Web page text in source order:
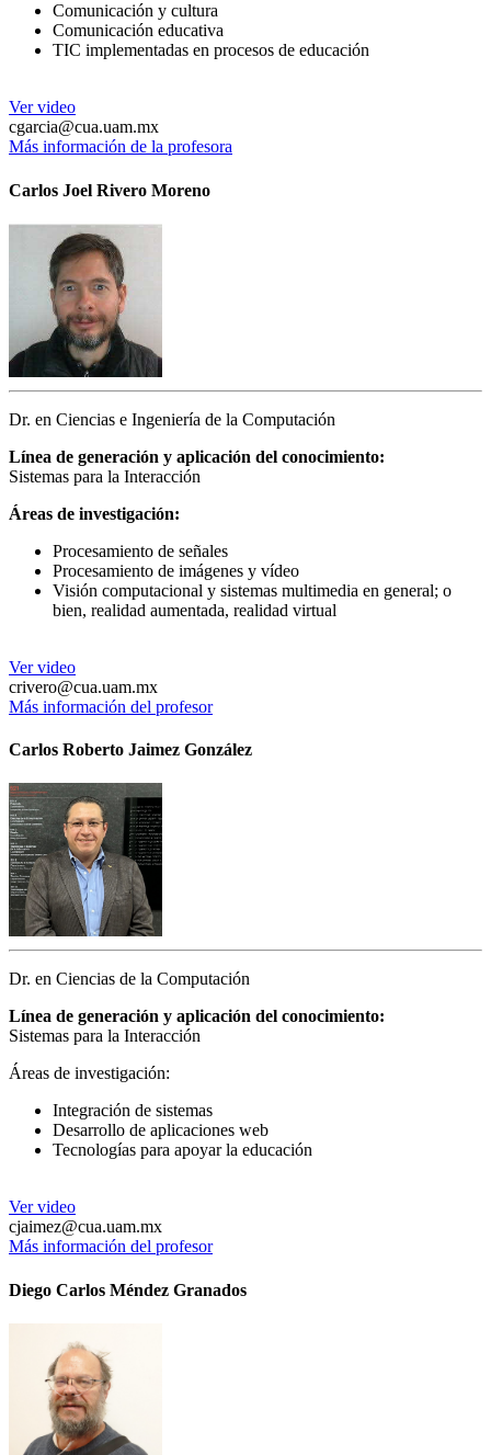
Comunicación y cultura
Comunicación educativa
TIC implementadas en procesos de educación
Ver video
cgarcia@cua.uam.mx
Más información de la profesora
Carlos Joel Rivero Moreno
Dr. en Ciencias e Ingeniería de la Computación
Línea de generación y aplicación del conocimiento:
Sistemas para la Interacción
Áreas de investigación:
Procesamiento de señales
Procesamiento de imágenes y vídeo
Visión computacional y sistemas multimedia en general; o
bien, realidad aumentada, realidad virtual
Ver video
crivero@cua.uam.mx
Más información del profesor
Carlos Roberto Jaimez González
Dr. en Ciencias de la Computación
Línea de generación y aplicación del conocimiento:
Sistemas para la Interacción
Áreas de investigación:
Integración de sistemas
Desarrollo de aplicaciones web
Tecnologías para apoyar la educación
Ver video
cjaimez@cua.uam.mx
Más información del profesor
Diego Carlos Méndez Granados